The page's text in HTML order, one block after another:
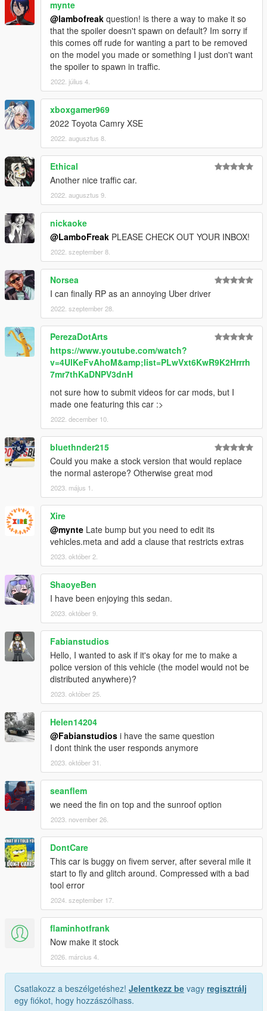
mynte
@lambofreak question! is there a way to make it so
that the spoiler doesn't spawn on default? Im sorry if
this comes off rude for wanting a part to be removed
on the model you made or something I just don't want
the spoiler to spawn in traffic.
2022. július 4.
xboxgamer969
2022 Toyota Camry XSE
2022. augusztus 8.
Ethical
Another nice traffic car.
2022. augusztus 9.
nickaoke
@LamboFreak PLEASE CHECK OUT YOUR INBOX!
2022. szeptember 8.
Norsea
I can finally RP as an annoying Uber driver
2022. szeptember 28.
PerezaDotArts
https://www.youtube.com/watch?
v=4UlKeFvAhoM&amp;list=PLwVxt6KwR9K2Hrrrh
7mr7thKaDNPV3dnH
not sure how to submit videos for car mods, but I
made one featuring this car :>
2022. december 10.
bluethnder215
Could you make a stock version that would replace
the normal asterope? Otherwise great mod
2023. május 1.
Xire
@mynte Late bump but you need to edit its
vehicles.meta and add a clause that restricts extras
2023. október 2.
ShaoyeBen
I have been enjoying this sedan.
2023. október 9.
Fabianstudios
Hello, I wanted to ask if it's okay for me to make a
police version of this vehicle (the model would not be
distributed anywhere)?
2023. október 25.
Helen14204
@Fabianstudios i have the same question
I dont think the user responds anymore
2023. október 31.
seanflem
we need the fin on top and the sunroof option
2023. november 26.
DontCare
This car is buggy on fivem server, after several mile it
start to fly and glitch around. Compressed with a bad
tool error
2024. szeptember 17.
flaminhotfrank
Now make it stock
2026. március 4.
Csatlakozz a beszélgetéshez! Jelentkezz be vagy regisztrálj
egy fiókot, hogy hozzászólhass.